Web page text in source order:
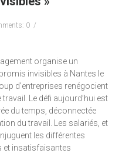
0
organise un
invisibles à Nantes le
d’entreprises renégocient
Le défi aujourd’hui est
du temps, déconnectée
du travail. Les salariés, et
les différentes
et insatisfaisantes